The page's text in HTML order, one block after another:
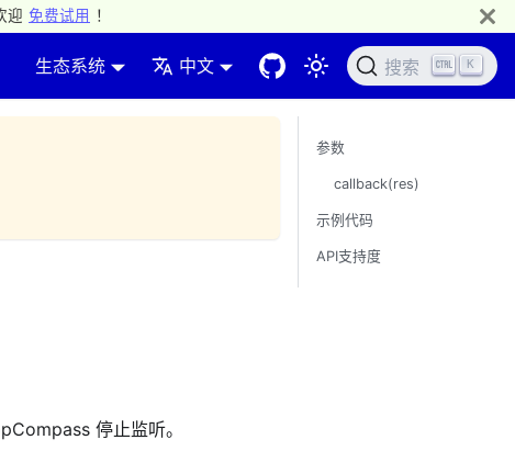
迎 免费试用 ！
生态系统 中文 搜索 K
停止监听。
参数
callback(res)
示例代码
API支持度